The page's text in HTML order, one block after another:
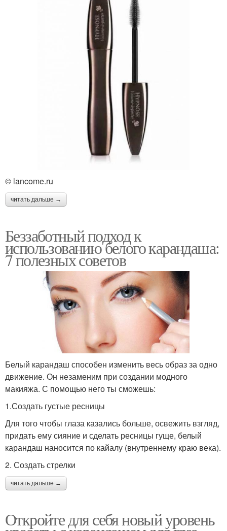
© lancome.ru
читать дальше →
Беззаботный подход к
использованию белого карандаша:
7 полезных советов
Белый карандаш способен изменить весь образ за одно
движение. Он незаменим при создании модного
макияжа. С помощью него ты сможешь:
1.Создать густые ресницы
Для того чтобы глаза казались больше, освежить взгляд,
придать ему сияние и сделать ресницы гуще, белый
карандаш наносится по кайалу (внутреннему краю века).
2. Создать стрелки
читать дальше →
Откройте для себя новый уровень